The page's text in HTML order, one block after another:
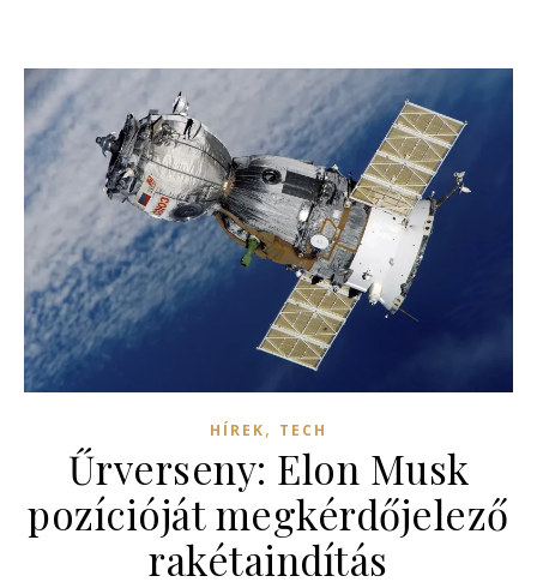
HÍREK, TECH
Űrverseny: Elon Musk
pozícióját megkérdőjelező
rakétaindítás